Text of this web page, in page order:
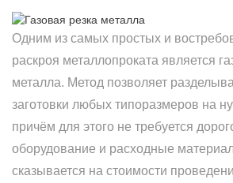
Одним из самых простых и
раскроя металлопроката является
металла. Метод позволяет
заготовки любых типоразмеров на
причём для этого не требуется
оборудование и расходные
сказывается на стоимости